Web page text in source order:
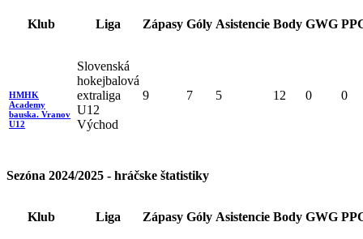
Klub Liga Zápasy Góly Asistencie Body GWG
HMHK
Academy
bauska. Vranov
U12
Slovenská
hokejbalová
extraliga
U12
Východ
9 7 5 12 0 0
Sezóna 2024/2025 - hráčske štatistiky
Klub Liga Zápasy Góly Asistencie Body GWG